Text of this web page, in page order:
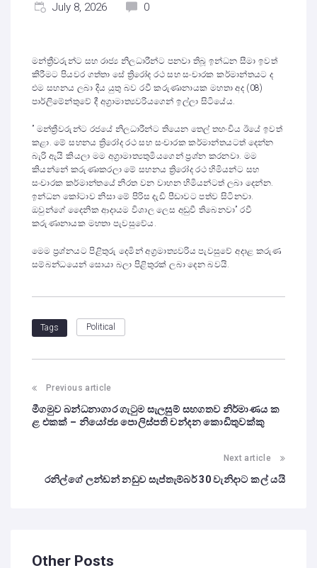
July 8, 2026 0
මන්ත්‍රීවරුන්ට සහ රාජ්‍ය නිලධාරීන්ට පනවා තිබූ ඉන්ධන සීමා ඉවත්
කිරීමට පියවර ගත්තා සේ ත්‍රිරෝද රථ සහ සංචාරක කර්මාන්තයට ද
එම සහනය ලබා දිය යුතු බව රවී කරුණානායක මහතා අද (08)
පාර්ලිමේන්තුවේ දී අග්‍රාමාත්‍යවරියගෙන් ඉල්ලා සිටියේය.
” මන්ත්‍රීවරුන්ට රජයේ නිලධාරීන්ට තියෙන තෙල් තහංචිය ඊයේ ඉවත්
කළා. මේ සහනය ත්‍රිරෝද රථ සහ සංචාරක කර්මාන්තයටත් දෙන්න
බැරි ඇයි කියලා මම අග්‍රාමාත්‍යතුමියගෙන් ප්‍රශ්න කරනවා. මම
කියන්නේ කරුණාකරලා මේ සහනය ත්‍රිරෝද රථ හිමියන්ට සහ
සංචාරක කර්මාන්තයේ නිරත වන වාහන හිමියන්ටත් ලබා දෙන්න.
ඉන්ධන කෝටාව නිසා මේ පිරිස දැඩි පීඩාවට පත්ව සිටිනවා.
ඔවුන්ගේ දෛනික ආදායම විශාල ලෙස අඩුවී තිබෙනවා” රවී
කරුණානායක මහතා පැවසුවේය.
මෙම ප්‍රශ්නයට පිළිතුරු දෙමින් අග්‍රමාත්‍යවරිය පැවසුවේ අදාළ කරුණ
සම්බන්ධයෙන් සොයා බලා පිළිතුරක් ලබා දෙන බවයි.
Tags Political
Previous article
මීගමුව බන්ධනාගාර ගැටුම සැලසුම් සහගතව නිර්මාණය ක
ළ එකක් – නියෝජ්‍ය පොලිස්පති චන්දන කොඩිතුවක්කු
Next article
රනිල්ගේ ලන්ඩන් නඩුව සැප්තැම්බර් 30 වැනිදාට කල් යයි
Other Posts